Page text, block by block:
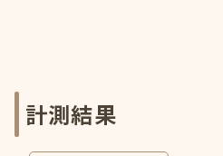
計測結果